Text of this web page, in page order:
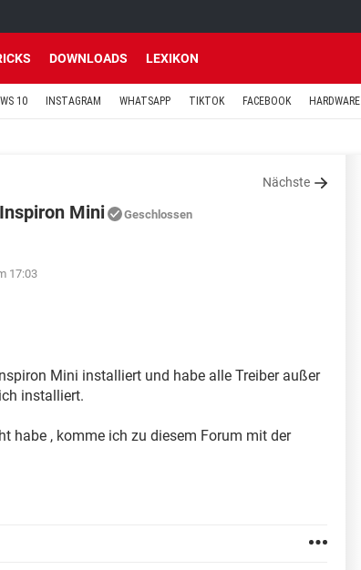
DOWNLOADS LEXIKON
10 INSTAGRAM WHATSAPP TIKTOK FACEBOOK HARDWARE
Nächste
Mini Geschlossen
17:03
Mini installiert und habe alle Treiber außer
installiert.
habe , komme ich zu diesem Forum mit der